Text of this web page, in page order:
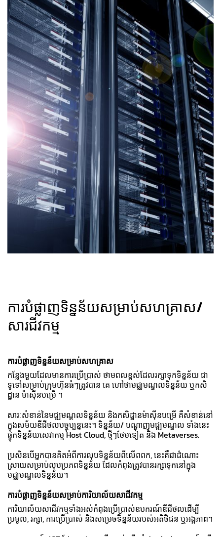
ការបំផ្លាញទិន្នន័យសម្រាប់សហគ្រាស/
សារជីវកម្ម​
ការបំផ្លាញទិន្នន័យសម្រាប់សហគ្រាស
កន្លែងមួយដែលមានការប្រើប្រាស់ ថាមពលខ្ពស់ដែលរក្សាទុកទិន្នន័យ ជា
ទូទៅសម្រាប់ក្រុមហ៊ុនធំៗត្រូវបាន គេ ហៅថាមជ្ឈមណ្ឌលទិន្នន័យ ឬកសិ
ដ្ឋាន ម៉ាស៊ីនបម្រើ ។
សារៈសំខាន់នៃមជ្ឍមណ្ដលទិន្នន័យ និងកសិដ្ឋានម៉ាស៊ីនបម្រើ គឺសំខាន់នៅ
ក្នុងសម័យឌីជីថលបច្ចុប្បន្ននេះ។ ទិន្នន័យ/ បណ្ដាញមជ្ឍមណ្ឌល ទាំងនេះ
ផ្ទុកទិន្នន័យសេវាកម្ម Host Cloud, ថ្មីៗថែមទៀត និង​ Metaverses.
ប្រសិនបើអ្នកបានគិតអំពីការលុបទិន្នន័យពីលើពពក, នេះគឺជាដំណោះ
ស្រាយសម្រាប់លុបប្រភពទិន្នន័យ ដែលកំពុងត្រូវបានរក្សាទុកនៅក្នុង
មជ្ឈមណ្ឌលទិន្នន័យ។
ការបំផ្លាញទិន្នន័យសម្រាប់ការិយាល័យសាជីវកម្ម
ការិយាល័យសាជីវកម្មទាំងអស់កំពុងប្រើប្រាស់ឧបករណ៍ឌីជីថលដើម្បី
ប្រមូល, រក្សា, ការប្រើប្រាស់ និងសម្រេចទិន្នន័យរបស់អតិថិជន ឬអង្គភាព។